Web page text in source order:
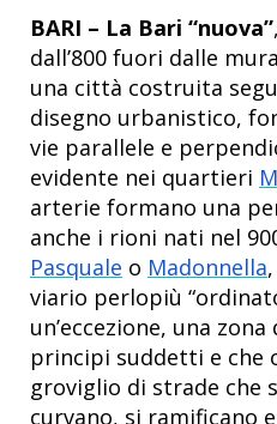
BARI – La Bari “nuova”
dall’800 fuori dalle
una città costruita
disegno urbanistico,
vie parallele e
evidente nei quartieri
arterie formano una
anche i rioni nati nel
Pasquale o Madonnella
viario perlopiù
un’eccezione, una
principi suddetti e che
groviglio di strade che
curvano, si ramificano